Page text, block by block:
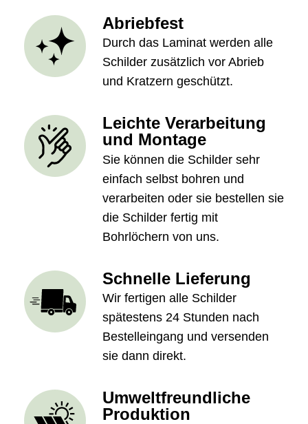
Abriebfest
Durch das Laminat werden alle
Schilder zusätzlich vor Abrieb
und Kratzern geschützt.
Leichte Verarbeitung
und Montage
Sie können die Schilder sehr
einfach selbst bohren und
verarbeiten oder sie bestellen sie
die Schilder fertig mit
Bohrlöchern von uns.
Schnelle Lieferung
Wir fertigen alle Schilder
spätestens 24 Stunden nach
Bestelleingang und versenden
sie dann direkt.
Umweltfreundliche
Produktion